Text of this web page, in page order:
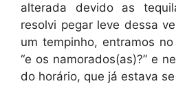
alterada devido as
resolvi pegar leve dessa
um tempinho, entramos
“e os namorados(as)?” e
do horário, que já estava